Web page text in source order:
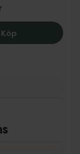
KöpDogman